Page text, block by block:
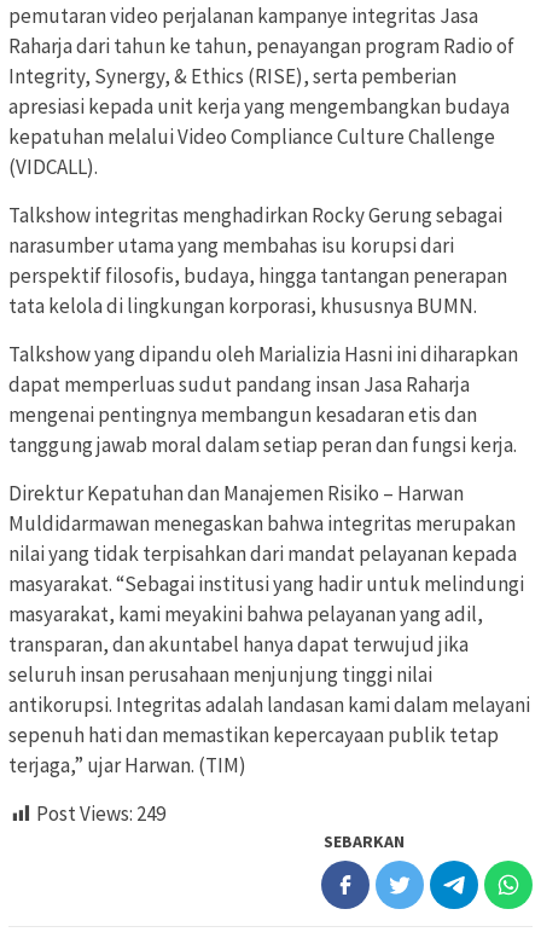
pemutaran video perjalanan kampanye integritas Jasa
Raharja dari tahun ke tahun, penayangan program Radio of
Integrity, Synergy, & Ethics (RISE), serta pemberian
apresiasi kepada unit kerja yang mengembangkan budaya
kepatuhan melalui Video Compliance Culture Challenge
(VIDCALL).
Talkshow integritas menghadirkan Rocky Gerung sebagai
narasumber utama yang membahas isu korupsi dari
perspektif filosofis, budaya, hingga tantangan penerapan
tata kelola di lingkungan korporasi, khususnya BUMN.
Talkshow yang dipandu oleh Marializia Hasni ini diharapkan
dapat memperluas sudut pandang insan Jasa Raharja
mengenai pentingnya membangun kesadaran etis dan
tanggung jawab moral dalam setiap peran dan fungsi kerja.
Direktur Kepatuhan dan Manajemen Risiko – Harwan
Muldidarmawan menegaskan bahwa integritas merupakan
nilai yang tidak terpisahkan dari mandat pelayanan kepada
masyarakat. “Sebagai institusi yang hadir untuk melindungi
masyarakat, kami meyakini bahwa pelayanan yang adil,
transparan, dan akuntabel hanya dapat terwujud jika
seluruh insan perusahaan menjunjung tinggi nilai
antikorupsi. Integritas adalah landasan kami dalam melayani
sepenuh hati dan memastikan kepercayaan publik tetap
terjaga,” ujar Harwan. (TIM)
Post Views: 249
SEBARKAN